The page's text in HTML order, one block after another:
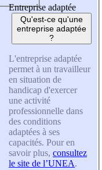
Entreprise adaptée
Qu'est-ce qu'une
entreprise adaptée
?
L'entreprise adaptée
permet à un travailleur
en situation de
handicap d'exercer
une activité
professionnelle dans
des conditions
adaptées à ses
capacités. Pour en
savoir plus, consultez
le site de l’UNEA.